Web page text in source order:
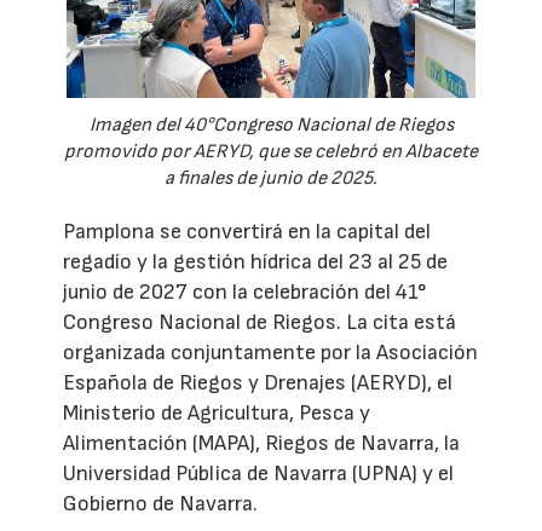
Imagen del 40°Congreso Nacional de Riegos
promovido por AERYD, que se celebró en Albacete
a finales de junio de 2025.
Pamplona se convertirá en la capital del
regadío y la gestión hídrica del 23 al 25 de
junio de 2027 con la celebración del 41°
Congreso Nacional de Riegos. La cita está
organizada conjuntamente por la Asociación
Española de Riegos y Drenajes (AERYD), el
Ministerio de Agricultura, Pesca y
Alimentación (MAPA), Riegos de Navarra, la
Universidad Pública de Navarra (UPNA) y el
Gobierno de Navarra.